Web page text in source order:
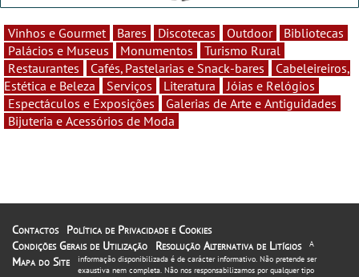
Vinhos e Gourmet Bares Discotecas Outdoor
Bibliotecas
Palácios e Museus
Monumentos
Turismo Rural
Restaurantes
Cafés, Pastelarias e Snack-bares
Cabeleireiros,
Estética e Beleza
Serviços Literatura
Jóias e Relógios
Espectáculos e Exposições
Galerias de Arte e Antiguidades
Bijuteria e Acessórios de Moda
Contactos
Política de Privacidade e Cookies
Condições Gerais de Utilização
Resolução Alternativa de Litígios
Mapa do Site
A
informação disponibilizada é de carácter informativo. Não pretende ser
exaustiva nem completa. Não nos responsabilizamos por qualquer tipo